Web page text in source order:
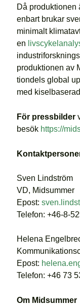
Då produktionen
enbart brukar
minimalt
en
produktionen av
tiondels global
med
För pressbilder
besök https://
Sven Lindström
VD, Midsummer
Epost:
Telefon: +46-8-
Helena
Epost:
Telefon: +46 73
Om Midsummer